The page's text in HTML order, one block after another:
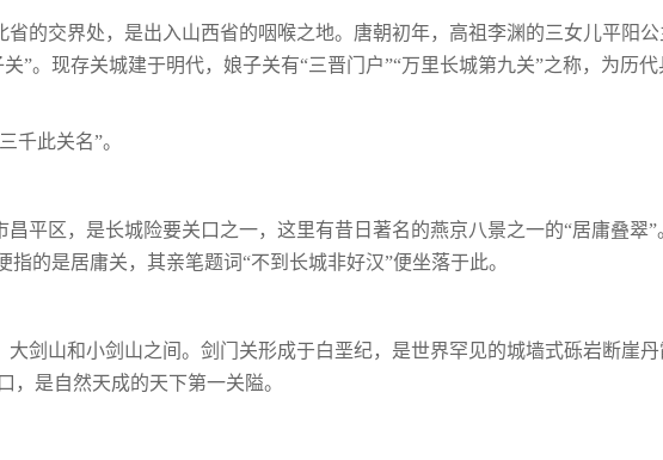
省的交界处，是出入山西省的咽喉之地。唐朝初年，高祖李渊的三女儿平阳公
”。现存关城建于明代，娘子关有“三晋门户”“万里长城第九关”之称，为历代
千此关名”。
平区，是长城险要关口之一，这里有昔日著名的燕京八景之一的“居庸叠翠”
指的是居庸关，其亲笔题词“不到长城非好汉”便坐落于此。
大剑山和小剑山之间。剑门关形成于白垩纪，是世界罕见的城墙式砾岩断崖丹
，是自然天成的天下第一关隘。